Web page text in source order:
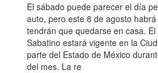
El sábado puede parecer el día
auto, pero este 8 de agosto
tendrán que quedarse en casa. El
Sabatino estará vigente en la
parte del Estado de México
del mes. La re